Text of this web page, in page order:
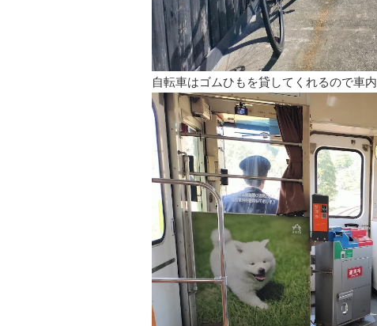
自転車はゴムひもを貸してくれるので車内